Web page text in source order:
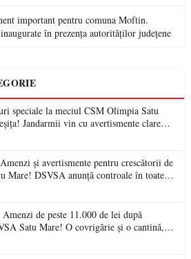
important pentru comuna Moftin.
în prezența autorităților județene
speciale la meciul CSM Olimpia Satu
Jandarmii vin cu avertismente clare
și avertismente pentru crescătorii de
Mare! DSVSA anunță controale în toate
apel la respectarea legii
de peste 11.000 de lei după
Satu Mare! O covrigărie și o cantină,
nereguli